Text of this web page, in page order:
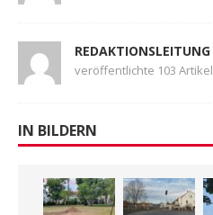
REDAKTIONSLEITUNG
veröffentlichte 103 Artikel
IN BILDERN